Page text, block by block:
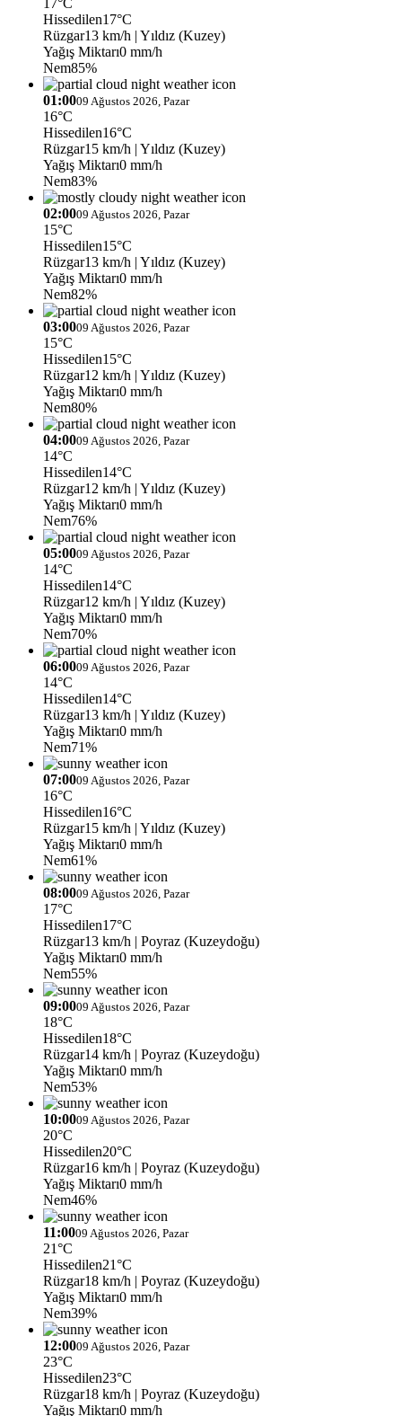
Hissedilen17°C
Rüzgar13 km/h | Yıldız (Kuzey)
Yağış Miktarı0 mm/h
Nem85%
01:0009 Ağustos 2026, Pazar
16°C
Hissedilen16°C
Rüzgar15 km/h | Yıldız (Kuzey)
Yağış Miktarı0 mm/h
Nem83%
02:0009 Ağustos 2026, Pazar
15°C
Hissedilen15°C
Rüzgar13 km/h | Yıldız (Kuzey)
Yağış Miktarı0 mm/h
Nem82%
03:0009 Ağustos 2026, Pazar
15°C
Hissedilen15°C
Rüzgar12 km/h | Yıldız (Kuzey)
Yağış Miktarı0 mm/h
Nem80%
04:0009 Ağustos 2026, Pazar
14°C
Hissedilen14°C
Rüzgar12 km/h | Yıldız (Kuzey)
Yağış Miktarı0 mm/h
Nem76%
05:0009 Ağustos 2026, Pazar
14°C
Hissedilen14°C
Rüzgar12 km/h | Yıldız (Kuzey)
Yağış Miktarı0 mm/h
Nem70%
06:0009 Ağustos 2026, Pazar
14°C
Hissedilen14°C
Rüzgar13 km/h | Yıldız (Kuzey)
Yağış Miktarı0 mm/h
Nem71%
07:0009 Ağustos 2026, Pazar
16°C
Hissedilen16°C
Rüzgar15 km/h | Yıldız (Kuzey)
Yağış Miktarı0 mm/h
Nem61%
08:0009 Ağustos 2026, Pazar
17°C
Hissedilen17°C
Rüzgar13 km/h | Poyraz (Kuzeydoğu)
Yağış Miktarı0 mm/h
Nem55%
09:0009 Ağustos 2026, Pazar
18°C
Hissedilen18°C
Rüzgar14 km/h | Poyraz (Kuzeydoğu)
Yağış Miktarı0 mm/h
Nem53%
10:0009 Ağustos 2026, Pazar
20°C
Hissedilen20°C
Rüzgar16 km/h | Poyraz (Kuzeydoğu)
Yağış Miktarı0 mm/h
Nem46%
11:0009 Ağustos 2026, Pazar
21°C
Hissedilen21°C
Rüzgar18 km/h | Poyraz (Kuzeydoğu)
Yağış Miktarı0 mm/h
Nem39%
12:0009 Ağustos 2026, Pazar
23°C
Hissedilen23°C
Rüzgar18 km/h | Poyraz (Kuzeydoğu)
Yağış Miktarı0 mm/h